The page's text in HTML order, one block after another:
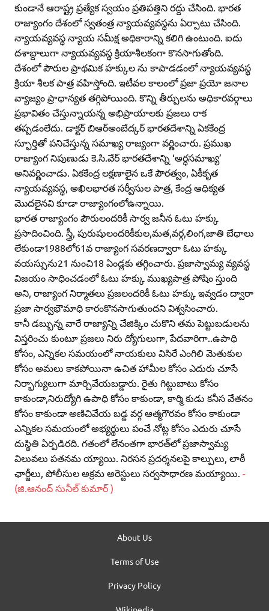
కుండానే ఆరాష్ట్ర ప్రత్యేక స్వయం ప్రతిపత్తిని రద్దు చేసింది. భారత
రాజ్యాంగం దేశంలో స్వతంత్ర న్యాయవ్యవస్థను ఏర్పాటు చేసింది.
న్యాయవ్యవస్థ న్యాయ సమీక్ష అధికారాన్ని కలిగి ఉంటుంది. ఐదు
దశాబ్దాలుగా న్యాయవ్యవస్థ క్రియాశీలకంగా కొనసాగుతోంది.
దేశంలో పౌరుల ప్రాథమిక హక్కుల ను కాపాడడంలో న్యాయవ్యవస్థ
క్రియా శీలక పాత్ర వహిస్తోంది. ఇటీవల కాలంలో ప్రజా ప్రయో జనాల
వ్యాజ్యం ప్రాధాన్యత తగ్గిపోయింది. కొన్ని తీర్పులను అధికారవర్గాలు
ప్రభావితం చేస్తున్నాయన్న అభిప్రాయాలకు ప్రజలు రాక
తప్పడంలేదు. డాక్టర్‌ బిఆర్‌అంబేద్కర్‌ భారతదేశాన్ని ఏకకేంద్ర
స్ఫూర్తితో పనిచేస్తున్న సమాఖ్య రాజ్యంగా వర్ణించారు. ప్రముఖ
రాజ్యాంగ నిపుణుడు కె.సి.వేర్‌ భారతదేశాన్ని ‘అర్ధసమాఖ్య’
అనివర్ణించాడు. ఏకకేంద్ర లక్షణాలైన ఒకే పౌరత్వం, ఏకీకృత
న్యాయవ్యవస్థ, అఖిలభారత సర్వీసుల పాత్ర, కేంద్ర ఆధిక్యత
మొదలైనవి కూడా రాజ్యాంగంలోఉన్నాయి.
భారత రాజ్యాంగం పౌరులందరికీ సార్వ జనీన ఓటు హక్కు
ప్రసాదించింది. స్త్రీ, పురుషులందరికీకుల,మత,వర్గ,లింగ,జాతి బేధాలు
లేకుండా1988లో61వ రాజ్యాంగ సవరణద్వారా ఓటు హక్కు
వయస్సును21 నుంచి18 ఏండ్లకు తగ్గించారు. ప్రజాస్వామ్య వ్యవస్థ
విజయం సాధించడంలో ఓటు హక్కు ముఖ్యపాత్ర పోషిం స్తుంది
అని, రాజ్యాంగ నిర్మాతలు ప్రజలందరికీ ఓటు హక్కు ఇవ్వడం ద్వారా
ప్రజా సార్వభౌమాధి కారంకొనసాగుతుందని విశ్వసించారు.
కానీ డబ్బున్న వారే రాజ్యాన్ని చేజిక్కిం చుకొని తమ పెట్టుబడులను
విస్తరించు కుంటూ ప్రజలు నిరు ద్యోగులుగా, పేదవారిగా..ఉపాధి
కోసం, ఎన్నికల సమయంలో నాయకులు విసిరే ఎంగిలి మెతుకుల
కోసం అమలు కాకపోయినా ఉచిత హామీల కోసం ఎదురు చూసే
నిర్భాగ్యులుగా మార్చివేయబడ్డారు. రైతు గిట్టుబాటు కోసం
కాకుండా,నిరుద్యోగి ఉపాధి కోసం కాకుండా, కార్మి కుడు కనీస వేతనం
కోసం కాకుండా అణిచివేయ బడ్డ వర్గ ఆత్మగౌరవం కోసం కాకుండా
ఎన్నికల సమయంలో అభ్యర్థులు పంచే నోట్ల కోసం ఎదురు చూసే
దుస్థితి ఏర్పడిరది. గతంలో లేనంతగా భారత్‌లో ప్రజాస్వామ్య
విలువలు పతనమ య్యాయి. నిరసన ప్రదర్శనలపై కాల్పులు, లాఠీ
ఛార్జీలు, పోలీసుల అక్రమ అరెస్టులు సర్వసాధారణ మయ్యాయి. -
(జి.ఆనంద్‌ సునీల్‌ కుమార్‌ )
About Us
Terms of Use
Privacy Policy